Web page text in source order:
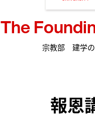
The
宗教部 建学
報恩